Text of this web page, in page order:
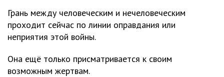
Грань между человеческим и нечеловеческим
проходит сейчас по линии оправдания или
неприятия этой войны.
Она ещё только присматривается к своим
возможным жертвам.